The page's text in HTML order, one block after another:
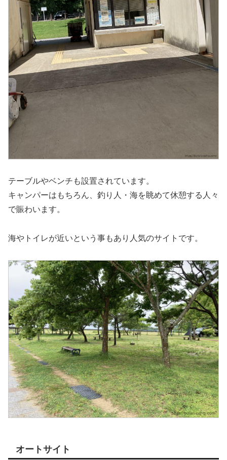
テーブルやベンチも設置されています。
キャンパーはもちろん、釣り人・海を眺めて休憩する人々
で賑わいます。
海やトイレが近いという事もあり人気のサイトです。
オートサイト